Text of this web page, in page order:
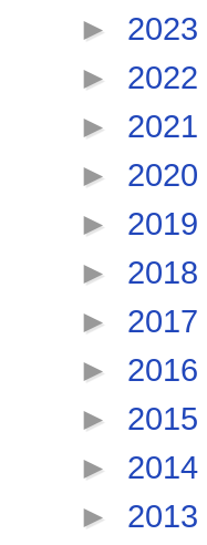
► 2023
► 2022
► 2021
► 2020
► 2019
► 2018
► 2017
► 2016
► 2015
► 2014
► 2013